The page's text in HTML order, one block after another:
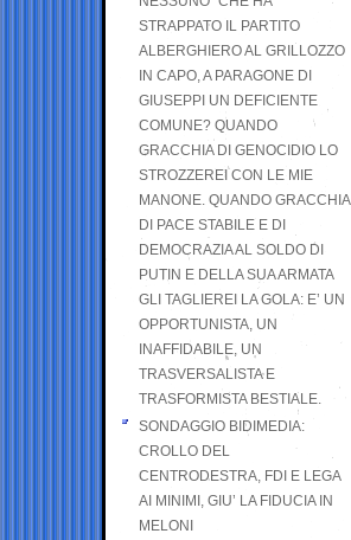
STRAPPATO IL PARTITO
ALBERGHIERO AL GRILLOZZO
IN CAPO, A PARAGONE DI
GIUSEPPI UN DEFICIENTE
COMUNE? QUANDO
GRACCHIA DI GENOCIDIO LO
STROZZEREI CON LE MIE
MANONE. QUANDO GRACCHIA
DI PACE STABILE E DI
DEMOCRAZIA AL SOLDO DI
PUTIN E DELLA SUA ARMATA
GLI TAGLIEREI LA GOLA: E’ UN
OPPORTUNISTA, UN
INAFFIDABILE, UN
TRASVERSALISTA E
TRASFORMISTA BESTIALE.
SONDAGGIO BIDIMEDIA:
CROLLO DEL
CENTRODESTRA, FDI E LEGA
AI MINIMI, GIU’ LA FIDUCIA IN
MELONI